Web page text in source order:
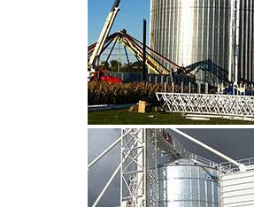
CLIQUEZ POUR